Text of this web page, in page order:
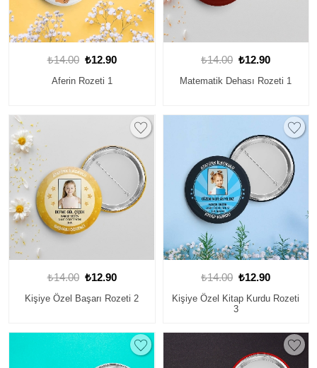
₺14.00 ₺12.90
Aferin Rozeti 1
₺14.00 ₺12.90
Matematik Dehası Rozeti 1
₺14.00 ₺12.90
Kişiye Özel Başarı Rozeti 2
₺14.00 ₺12.90
Kişiye Özel Kitap Kurdu Rozeti
3